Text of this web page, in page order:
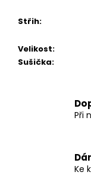
Střih:
Velikost:
Sušička:
Při
Ke
JAPONSKÉ
LEGENDY
490
Kč